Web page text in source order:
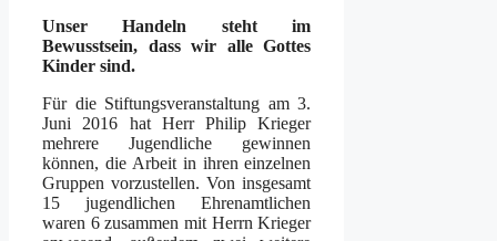
Unser Handeln steht im
Bewusstsein, dass wir alle Gottes
Kinder sind.
Für die Stiftungsveranstaltung am 3.
Juni 2016 hat Herr Philip Krieger
mehrere Jugendliche gewinnen
können, die Arbeit in ihren einzelnen
Gruppen vorzustellen. Von insgesamt
15 jugendlichen Ehrenamtlichen
waren 6 zusammen mit Herrn Krieger